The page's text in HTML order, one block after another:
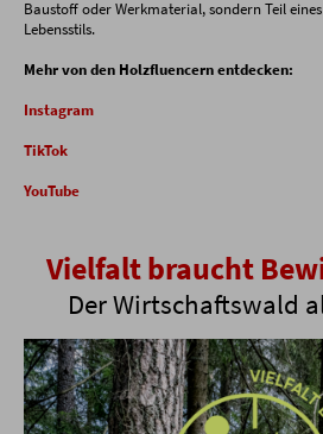
Baustoff oder Werkmaterial, sondern Teil
Lebensstils.
Mehr von den Holzfluencern entdecken:
Instagram
TikTok
YouTube
Vielfalt braucht
Der Wirtschaftswald